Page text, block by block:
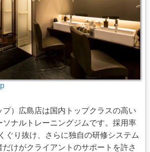
プ）広島店は国内トップクラスの高い
ソナルトレーニングジムです。採用率
ぐり抜け、さらに独自の研修システム
だけがクライアントのサポートを許さ